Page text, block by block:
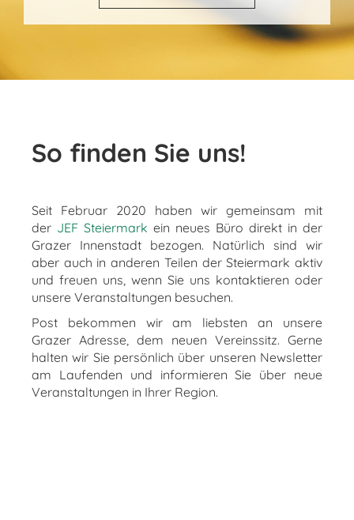
So finden Sie uns!
Seit Februar 2020 haben wir gemeinsam mit
der JEF Steiermark ein neues Büro direkt in der
Grazer Innenstadt bezogen. Natürlich sind wir
aber auch in anderen Teilen der Steiermark aktiv
und freuen uns, wenn Sie uns kontaktieren oder
unsere Veranstaltungen besuchen.
Post bekommen wir am liebsten an unsere
Grazer Adresse, dem neuen Vereinssitz. Gerne
halten wir Sie persönlich über unseren Newsletter
am Laufenden und informieren Sie über neue
Veranstaltungen in Ihrer Region.